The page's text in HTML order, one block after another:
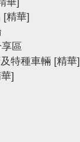
[精華]
區
特種車輛 [精華]
]